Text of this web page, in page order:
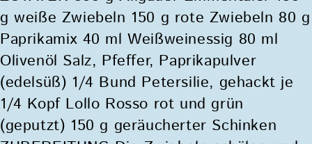
g weiße Zwiebeln 150 g rote Zwiebeln 80 g
Paprikamix 40 ml Weißweinessig 80 ml
Olivenöl Salz, Pfeffer, Paprikapulver
(edelsüß) 1/4 Bund Petersilie, gehackt je
1/4 Kopf Lollo Rosso rot und grün
(geputzt) 150 g geräucherter Schinken